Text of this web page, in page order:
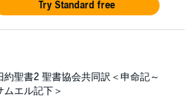
859節・245分)
イクラー）の書と呼ばれます。
記を「祭司の手引書」と呼びます。 レ
じられた、
Try Standard free
約聖書2 聖書協会共同訳＜申命記～
ムエル記下＞